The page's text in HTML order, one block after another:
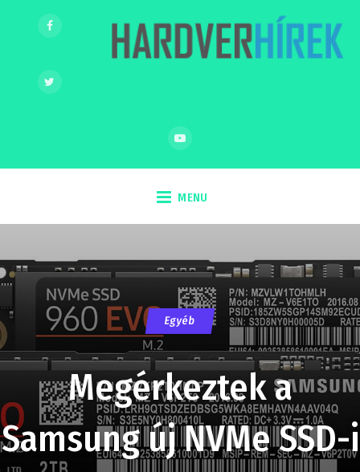
MENU
Egyéb
Megérkeztek a
Samsung új NVMe SSD-i